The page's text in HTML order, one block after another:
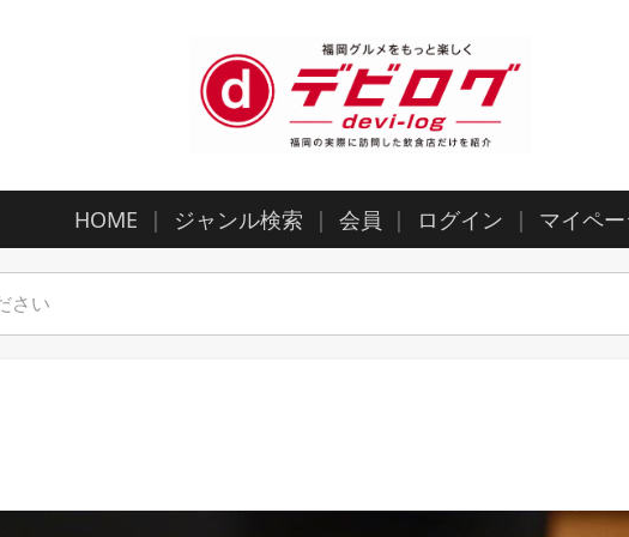
HOME ジャンル検索 会員 ログイン マイペ